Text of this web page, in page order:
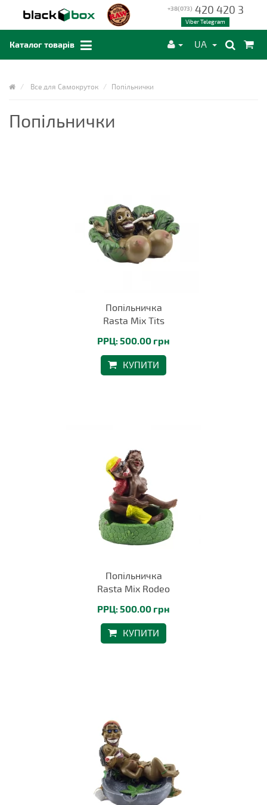
+38(073) 420 420 3
Viber Telegram
Каталог товарів UA
Все для Самокруток Попільнички
Попільнички
Попільничка
Rasta Mix Tits
РРЦ: 500.00 грн
КУПИТИ
Попільничка
Rasta Mix Rodeo
РРЦ: 500.00 грн
КУПИТИ